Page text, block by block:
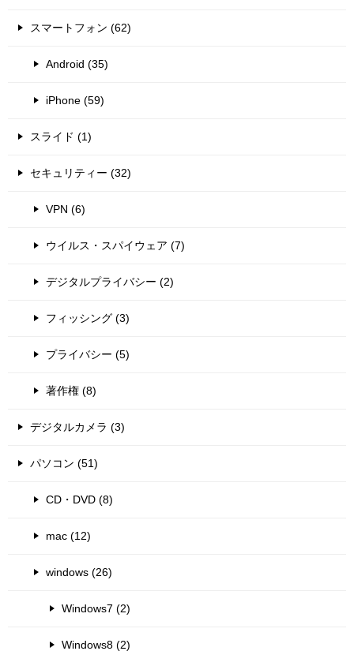
スマートフォン (62)
Android (35)
iPhone (59)
スライド (1)
セキュリティー (32)
VPN (6)
ウイルス・スパイウェア (7)
デジタルプライバシー (2)
フィッシング (3)
プライバシー (5)
著作権 (8)
デジタルカメラ (3)
パソコン (51)
CD・DVD (8)
mac (12)
windows (26)
Windows7 (2)
Windows8 (2)